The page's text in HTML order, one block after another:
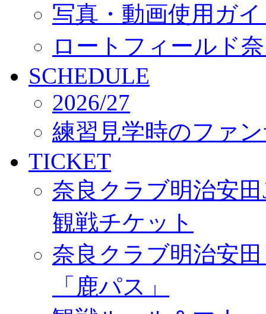
写真・動画使用ガ
ロートフィールド
SCHEDULE
2026/27
練習見学時のファ
TICKET
奈良クラブ明治安
観戦チケット
奈良クラブ明治安
「鹿パス」